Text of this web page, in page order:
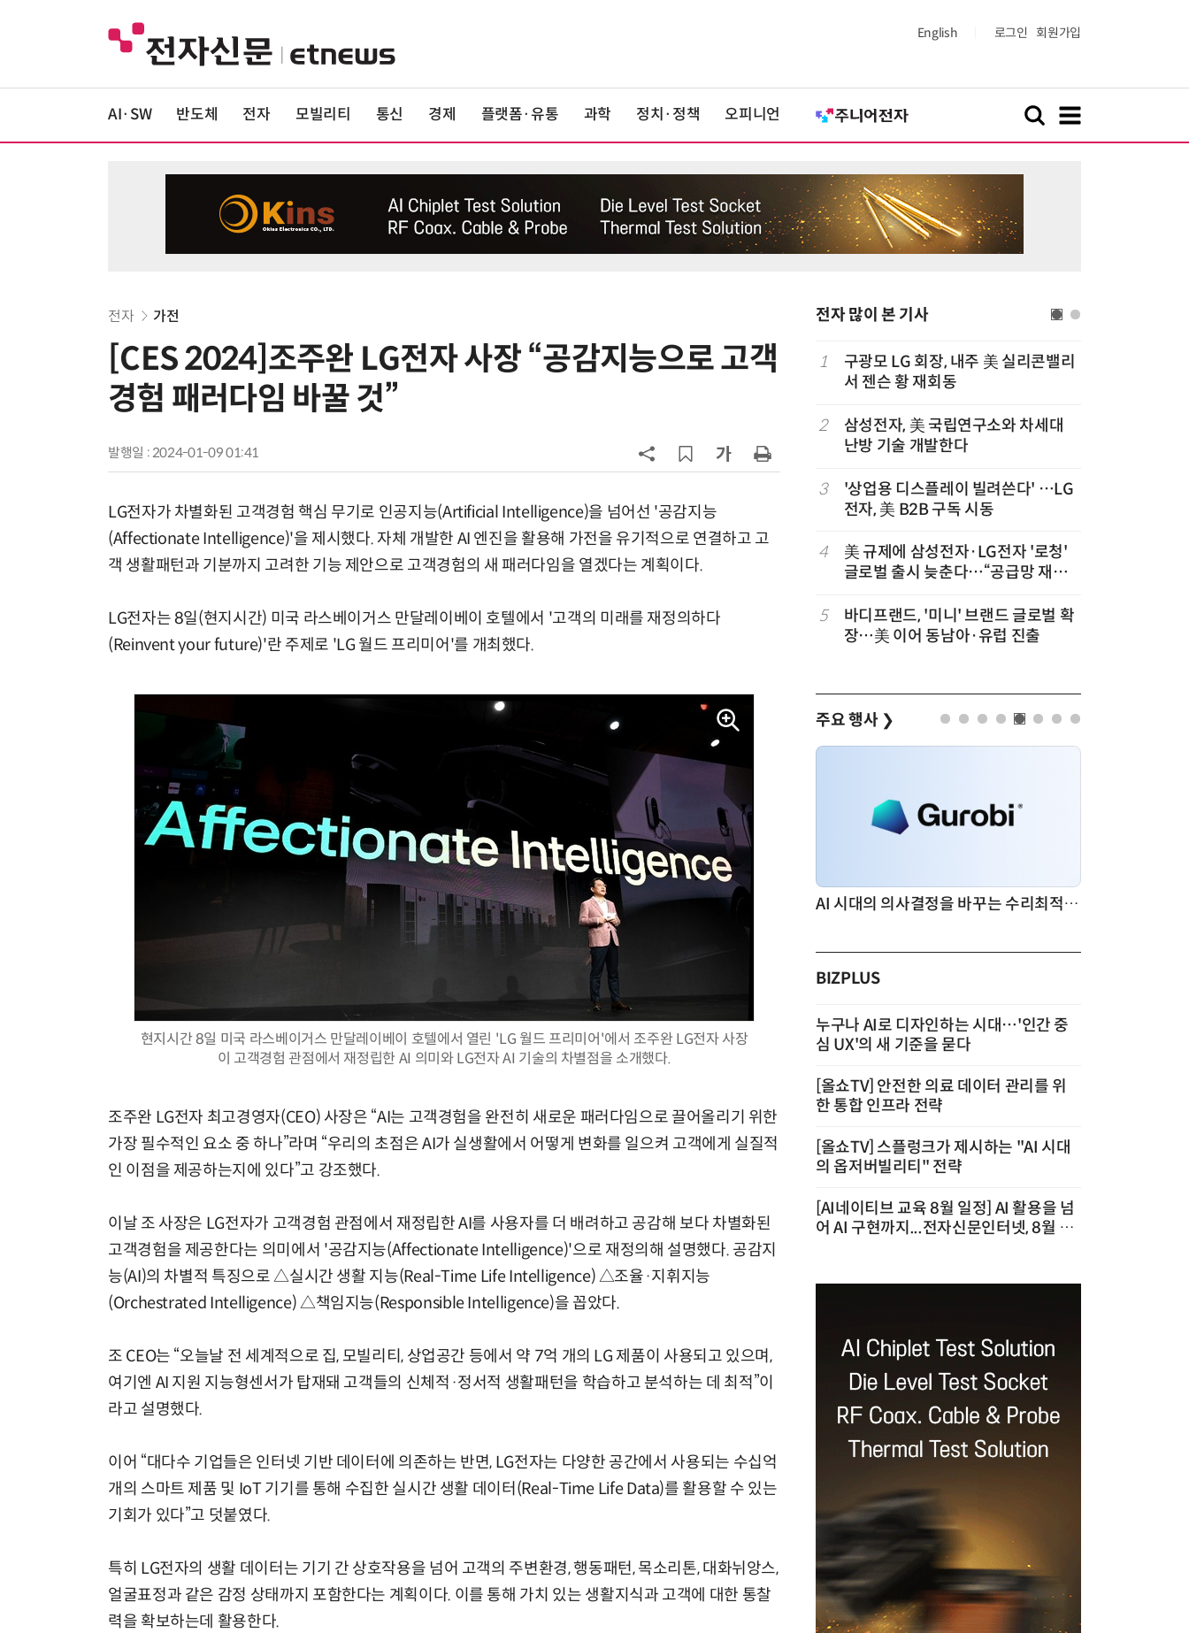
English 로그인 회원가입
AI·SW 반도체 전자 모빌리티 통신 경제 플랫폼·유통 과학 정치·정책 오피니언
전자 가전
[CES 2024]조주완 LG전자 사장 “공감지능으로 고객
경험 패러다임 바꿀 것”
발행일 : 2024-01-09 01:41
LG전자가 차별화된 고객경험 핵심 무기로 인공지능(Artificial Intelligence)을 넘어선 '공감지능
(Affectionate Intelligence)'을 제시했다. 자체 개발한 AI 엔진을 활용해 가전을 유기적으로 연결하고 고
객 생활패턴과 기분까지 고려한 기능 제안으로 고객경험의 새 패러다임을 열겠다는 계획이다.
LG전자는 8일(현지시간) 미국 라스베이거스 만달레이베이 호텔에서 '고객의 미래를 재정의하다
(Reinvent your future)'란 주제로 'LG 월드 프리미어'를 개최했다.
현지시간 8일 미국 라스베이거스 만달레이베이 호텔에서 열린 'LG 월드 프리미어'에서 조주완 LG전자 사장
이 고객경험 관점에서 재정립한 AI 의미와 LG전자 AI 기술의 차별점을 소개했다.
조주완 LG전자 최고경영자(CEO) 사장은 “AI는 고객경험을 완전히 새로운 패러다임으로 끌어올리기 위한
가장 필수적인 요소 중 하나”라며 “우리의 초점은 AI가 실생활에서 어떻게 변화를 일으켜 고객에게 실질적
인 이점을 제공하는지에 있다”고 강조했다.
이날 조 사장은 LG전자가 고객경험 관점에서 재정립한 AI를 사용자를 더 배려하고 공감해 보다 차별화된
고객경험을 제공한다는 의미에서 '공감지능(Affectionate Intelligence)'으로 재정의해 설명했다. 공감지
능(AI)의 차별적 특징으로 △실시간 생활 지능(Real-Time Life Intelligence) △조율·지휘지능
(Orchestrated Intelligence) △책임지능(Responsible Intelligence)을 꼽았다.
조 CEO는 “오늘날 전 세계적으로 집, 모빌리티, 상업공간 등에서 약 7억 개의 LG 제품이 사용되고 있으며,
여기엔 AI 지원 지능형센서가 탑재돼 고객들의 신체적·정서적 생활패턴을 학습하고 분석하는 데 최적”이
라고 설명했다.
이어 “대다수 기업들은 인터넷 기반 데이터에 의존하는 반면, LG전자는 다양한 공간에서 사용되는 수십억
개의 스마트 제품 및 IoT 기기를 통해 수집한 실시간 생활 데이터(Real-Time Life Data)를 활용할 수 있는
기회가 있다”고 덧붙였다.
특히 LG전자의 생활 데이터는 기기 간 상호작용을 넘어 고객의 주변환경, 행동패턴, 목소리톤, 대화뉘앙스,
얼굴표정과 같은 감정 상태까지 포함한다는 계획이다. 이를 통해 가치 있는 생활지식과 고객에 대한 통찰
력을 확보하는데 활용한다.
전자 많이 본 기사
6
[ET단상] 2026 세제개편안, 성장지
9
LG 엑사원, 표·시계열 데이터 예측
서 구글·알리바바 제쳐
10 '셀트론 순환 체어' 혈액순환 개선 효
1
구광모 LG 회장, 내주 美 실리콘밸리
서 젠슨 황 재회동
2
삼성전자, 美 국립연구소와 차세대
난방 기술 개발한다
3
'상업용 디스플레이 빌려쓴다' …LG
전자, 美 B2B 구독 시동
4
美 규제에 삼성전자·LG전자 '로청'
글로벌 출시 늦춘다…“공급망 재편
5
바디프랜드, '미니' 브랜드 글로벌 확
장…美 이어 동남아·유럽 진출
주요 행사 ❯
현업에서 바로 쓰는 "하네스 엔지니어링" 실습 교육 AI 시대의 의사결정을 바꾸는 수리최적화(Optimization): 실제 산업 적용 사례와 활용 전략
BIZPLUS
누구나 AI로 디자인하는 시대…'인간 중
심 UX'의 새 기준을 묻다
[올쇼TV] 안전한 의료 데이터 관리를 위
한 통합 인프라 전략
[올쇼TV] 스플렁크가 제시하는 "AI 시대
의 옵저버빌리티" 전략
[AI네이티브 교육 8월 일정] AI 활용을 넘
어 AI 구현까지...전자신문인터넷, 8월 실